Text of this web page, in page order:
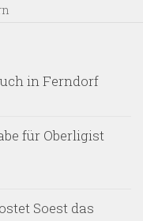
in Ferndorf
für Oberligist
Soest das